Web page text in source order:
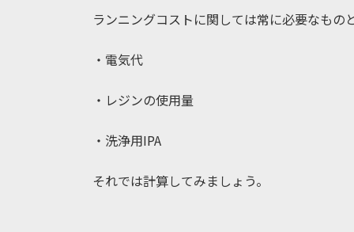
ランニングコストに関しては常に必要なも
・電気代
・レジンの使用量
・洗浄用IPA
それでは計算してみましょう。